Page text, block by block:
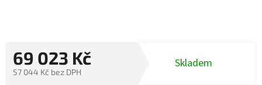
69 023 Kč
57 044 Kč bez DPH
Skladem